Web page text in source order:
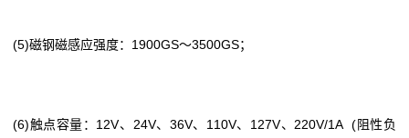
(5)磁钢磁感应强度：1900GS～3500GS；
(6)触点容量：12V、24V、36V、110V、127V、220V/1A (阻性负